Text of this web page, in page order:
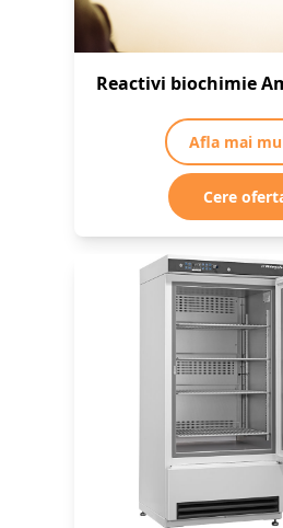
Reactivi biochimie
Afla mai
Cere